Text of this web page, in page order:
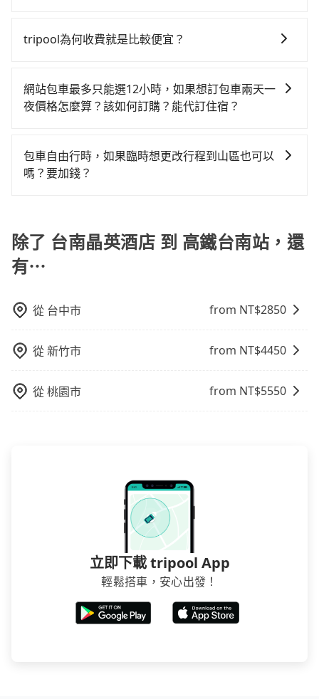
遲遲尚未歸還，又或者要還車時卻偏偏找不到停車位，
還是有其區域的限制，實際可停靠的地點與你的上下車
地點仍有段距離，在遇到下雨天或者載行李時，就顯得
能事先預約且品質穩定的tripool，可能更適合你。
時還沒有規劃行程的服務。
tripool為何收費就是比較便宜？
一次使用tripool的會擔心價格比市價便宜不少，是不是
因為司機素質比較差、車上會有煙味、或者車齡過大，
機也絕對不會在車內吸煙，於新冠肺炎期間也絕對全程
配戴口罩。tripool之所以能將價格壓在市價7~8折的主
雙十等）能用更少的司機來服務更多的旅客，意味著使
用到不熟悉的司機或者轉單給其他車行的情況比同行更
低，如此便反應在服務品質的控管會更佳。但tripool網
保證前一天中午以前均可全額取消退費，如已經決定好
划算的價格。
網站包車最多只能選12小時，如果想訂包車兩天一
夜價格怎麼算？該如何訂購？能代訂住宿？
需要連續兩天的包車服務，可以在官網上分開預定兩天
的行程。另外，目前旅步只提供接送服務，暫不提供代
包車自由行時，如果臨時想更改行程到山區也可以
嗎？要加錢？
行額外的費用收取。但是，這些費用會在您下訂單後、
出發前先與您進行確認，確保您明確知道所有的費用。
我們會透過Email的方式向您說明收費細節，讓您能更放
除了 台南晶英酒店 到 高鐵台南站，還
有⋯
從 台中市 from NT$2850
從新竹市 from NT$4450
從桃園市 from NT$5550
立即下載 tripool App
輕鬆搭車，安心出發！